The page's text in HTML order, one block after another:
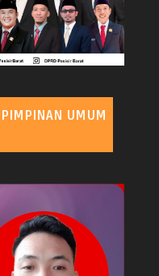
UMUM